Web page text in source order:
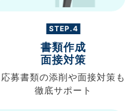
STEP.4
書類作成
面接対策
応募書類の添削や面接対策も
徹底サポート